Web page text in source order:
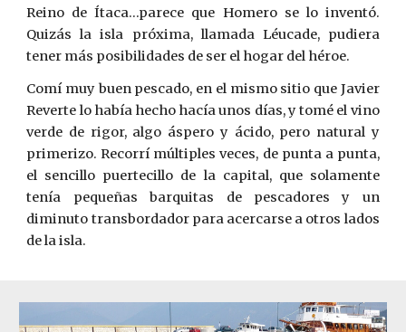
Reino de Ítaca…parece que Homero se lo inventó.
Quizás la isla próxima, llamada Léucade, pudiera
tener más posibilidades de ser el hogar del héroe.
Comí muy buen pescado, en el mismo sitio que Javier
Reverte lo había hecho hacía unos días, y tomé el vino
verde de rigor, algo áspero y ácido, pero natural y
primerizo. Recorrí múltiples veces, de punta a punta,
el sencillo puertecillo de la capital, que solamente
tenía pequeñas barquitas de pescadores y un
diminuto transbordador para acercarse a otros lados
de la isla.